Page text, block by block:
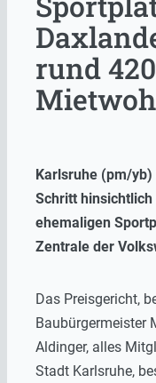
rund 420
Karlsruhe (pm/
Schritt
ehemaligen
Zentrale der
Das Preisgericht,
Baubürgermeister
Aldinger, alles
Stadt Karlsruhe,